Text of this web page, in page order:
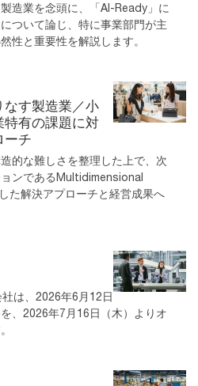
造業を念頭に、「AI-Ready」に
ついて論じ、特に事業部門が主
性と重要性を解説します。
なす製造業／小
特有の課題に対
ーチ
的な難しさを整理した上で、次
ンであるMultidimensional
た解決アプローチと経営成果へ
は、2026年6月12日
、2026年7月16日（木）よりオ